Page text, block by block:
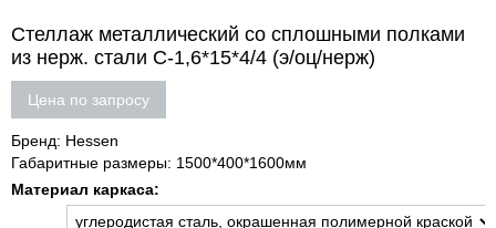
Стеллаж металлический со сплошными полками
из нерж. стали С-1,6*15*4/4 (э/оц/нерж)
Цена по запросу
Бренд: Hessen
Габаритные размеры: 1500*400*1600мм
Материал каркаса: